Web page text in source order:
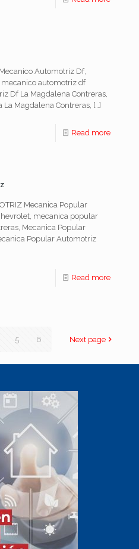
Automotriz Df,
automotriz df
Df La Magdalena Contreras,
La Magdalena Contreras, […]
Read more
Mecanica Popular
mecanica popular
Mecanica Popular
Popular Automotriz
Read more
5 6 Next page